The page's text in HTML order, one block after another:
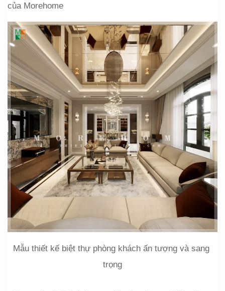
của Morehome
Mẫu thiết kế biệt thự phòng khách ấn tượng và sang
trọng